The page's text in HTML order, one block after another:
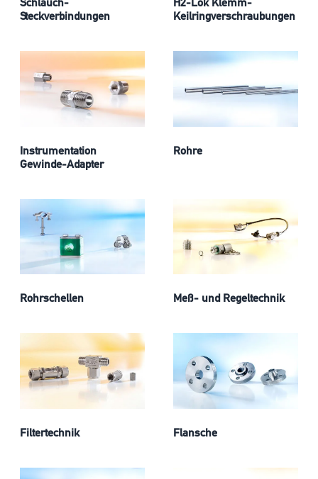
Steckverbindungen
Keilringverschraubungen
Instrumentation
Gewinde-Adapter
Rohre
Rohrschellen Meß- und Regeltechnik
Filtertechnik Flansche